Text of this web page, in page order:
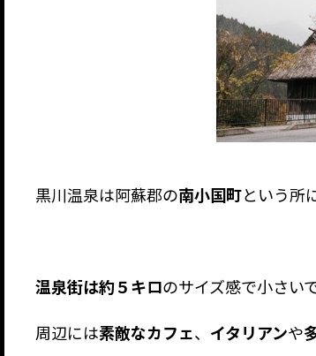
黒川温泉は阿蘇郡の南小国町という所
温泉街は約５キロのサイズ感で小さい
周辺には素敵なカフェ、 イタリアンや